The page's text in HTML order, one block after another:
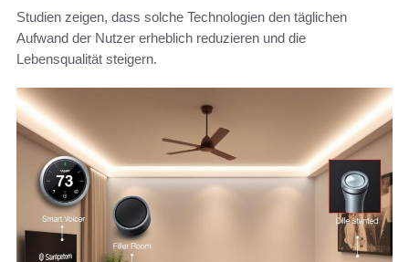
Studien zeigen, dass solche Technologien den täglichen
Aufwand der Nutzer erheblich reduzieren und die
Lebensqualität steigern.